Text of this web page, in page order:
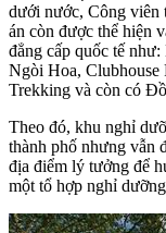
dưới nước, Công viên
án còn được thể hiện
đẳng cấp quốc tế
Ngòi Hoa,
Trekking và còn có
Theo đó, khu nghỉ
thành phố nhưng vẫn
địa điểm lý tưởng để
một tổ hợp nghỉ